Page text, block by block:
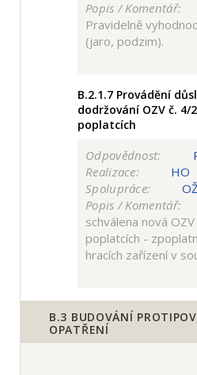
Popis / Komentář:
Pravidelně
(jaro, podzim).
B.2.1.7 Provádění
dodržování OZV č. 4/
poplatcích
Odpovědnost:
Realizace:
HO
Spolupráce:
Popis / Komentář:
schválena nová
poplatcích -
hracích zařízení v
B.3 BUDOVÁNÍ
OPATŘENÍ